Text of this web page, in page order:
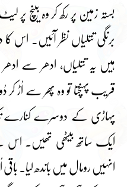
بستہ زمین پر رکھ کر وہ بینچ پر
برنگی تتلیاں نظر آئیں۔ اس
ہیں یہ تتلیاں، ادھر سے
قریب پہنچتا تو وہ پھر سے اُڑ
پہاڑی کے دوسرے کنارے تک
ایک ساتھ بیٹھی تھیں۔ اس
انہیں رومال میں باندھ لیا۔